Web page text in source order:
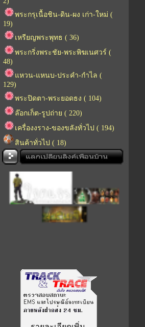
พระกรุเนื้อชิน-ดิน-ผง เก่า-ใหม่ (
19)
เหรียญพระพุทธ ( 36)
พระกริ่งพระชัย-พระพิฆเนศวร์ (
48)
แหวน-แหนบ-ประคำ-กำไล (
129)
พระปิดตา-พระยอดธง ( 104)
ล๊อกเก็ต-รูปถ่าย ( 220)
เครื่องงราง-ของขลังทั่วไป ( 194)
สินค้าทั่วไป ( 18)